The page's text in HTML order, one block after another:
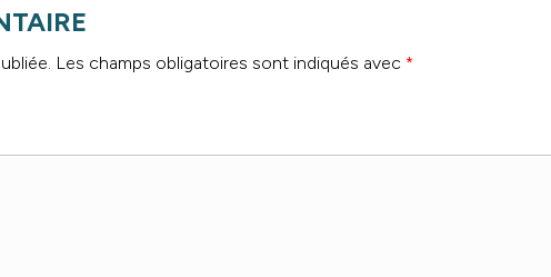
Les champs obligatoires sont indiqués avec *